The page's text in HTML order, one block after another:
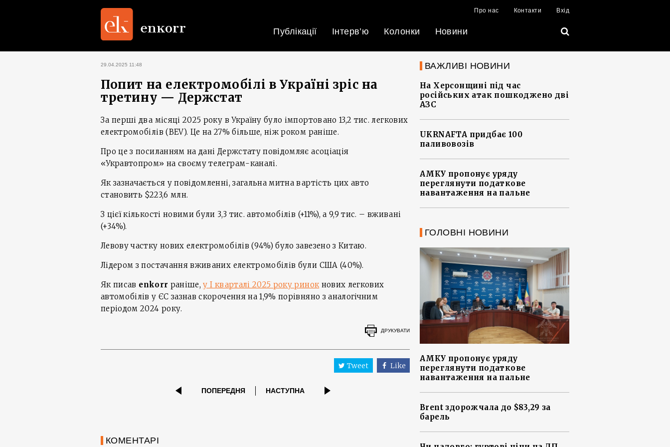
Про нас Контакти Вхід
Публікації Інтерв’ю Колонки Новини
29.04.2025 11:48
Попит на електромобілі в Україні зріс на
третину — Держстат
За перші два місяці 2025 року в Україну було імпортовано 13,2 тис. легкових
електромобілів (BEV). Це на 27% більше, ніж роком раніше.
Про це з посиланням на дані Держстату повідомляє асоціація
«Укравтопром» на своєму телеграм-каналі.
Як зазначається у повідомленні, загальна митна вартість цих авто
становить $223,6 млн.
З цієї кількості новими були 3,3 тис. автомобілів (+11%), а 9,9 тис. – вживані
(+34%).
Левову частку нових електромобілів (94%) було завезено з Китаю.
Лідером з постачання вживаних електромобілів були США (40%).
Як писав enkorr раніше,у І кварталі 2025 року ринок нових легкових
автомобілів у ЄС зазнав скорочення на 1,9% порівняно з аналогічним
періодом 2024 року.
ДРУКУВАТИ
Tweet Like
ПОПЕРЕДНЯ НАСТУПНА
КОМЕНТАРІ
ВАЖЛИВІ НОВИНИ
На Херсонщині під час
російських атак пошкоджено дві
АЗС
UKRNAFTA придбає 100
паливовозів
АМКУ пропонує уряду
переглянути податкове
навантаження на пальне
ГОЛОВНІ НОВИНИ
АМКУ пропонує уряду
переглянути податкове
навантаження на пальне
Brent здорожчала до $83,29 за
барель